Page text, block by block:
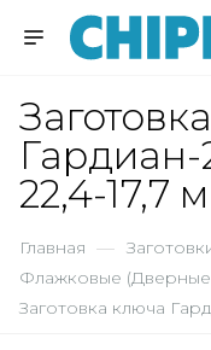
Гардиан-
22,4-17,7
Главная —
Флажковые
Заготовка ключа